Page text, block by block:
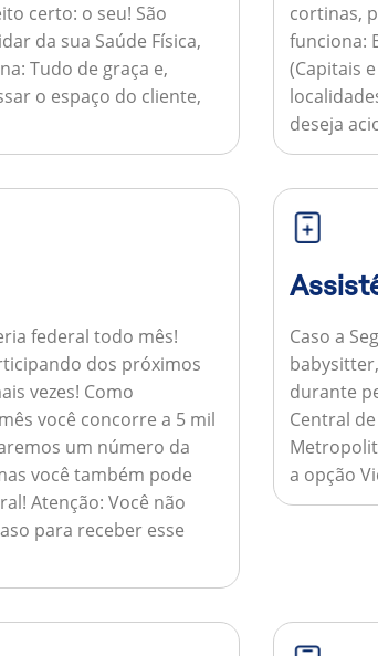
certo: o seu! São
da sua Saúde Física,
Tudo de graça e,
o espaço do cliente,
cortinas,
funciona:
(Capitais
deseja
federal todo mês!
dos próximos
vezes! Como
você concorre a 5 mil
um número da
você também pode
Atenção: Você não
para receber esse
Caso a
durante
Central
a opção